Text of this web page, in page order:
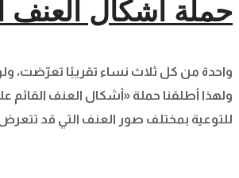
حملة أشكال العنف
واحدة من كل ثلاث نساء تقريبًا
ولهذا أطلقنا حملة «أشكال العنف القائم
للتوعية بمختلف صور العنف التي قد